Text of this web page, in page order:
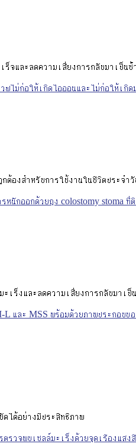
จและลดความเสี่ยงการกลับมาเป็นซ้
ต้องสำหรับการใช้งานในชีวิตประจำ
เร็งและลดความเสี่ยงการกลับมาเป็
ได้อย่างมีประสิทธิภาพ